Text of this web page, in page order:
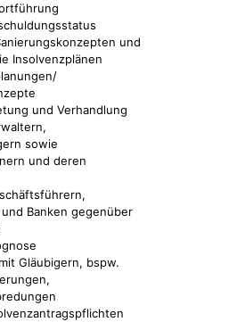
und
Insolvenzplänen
und Verhandlung
sowie
und deren
Banken gegenüber
Gläubigern, bspw.